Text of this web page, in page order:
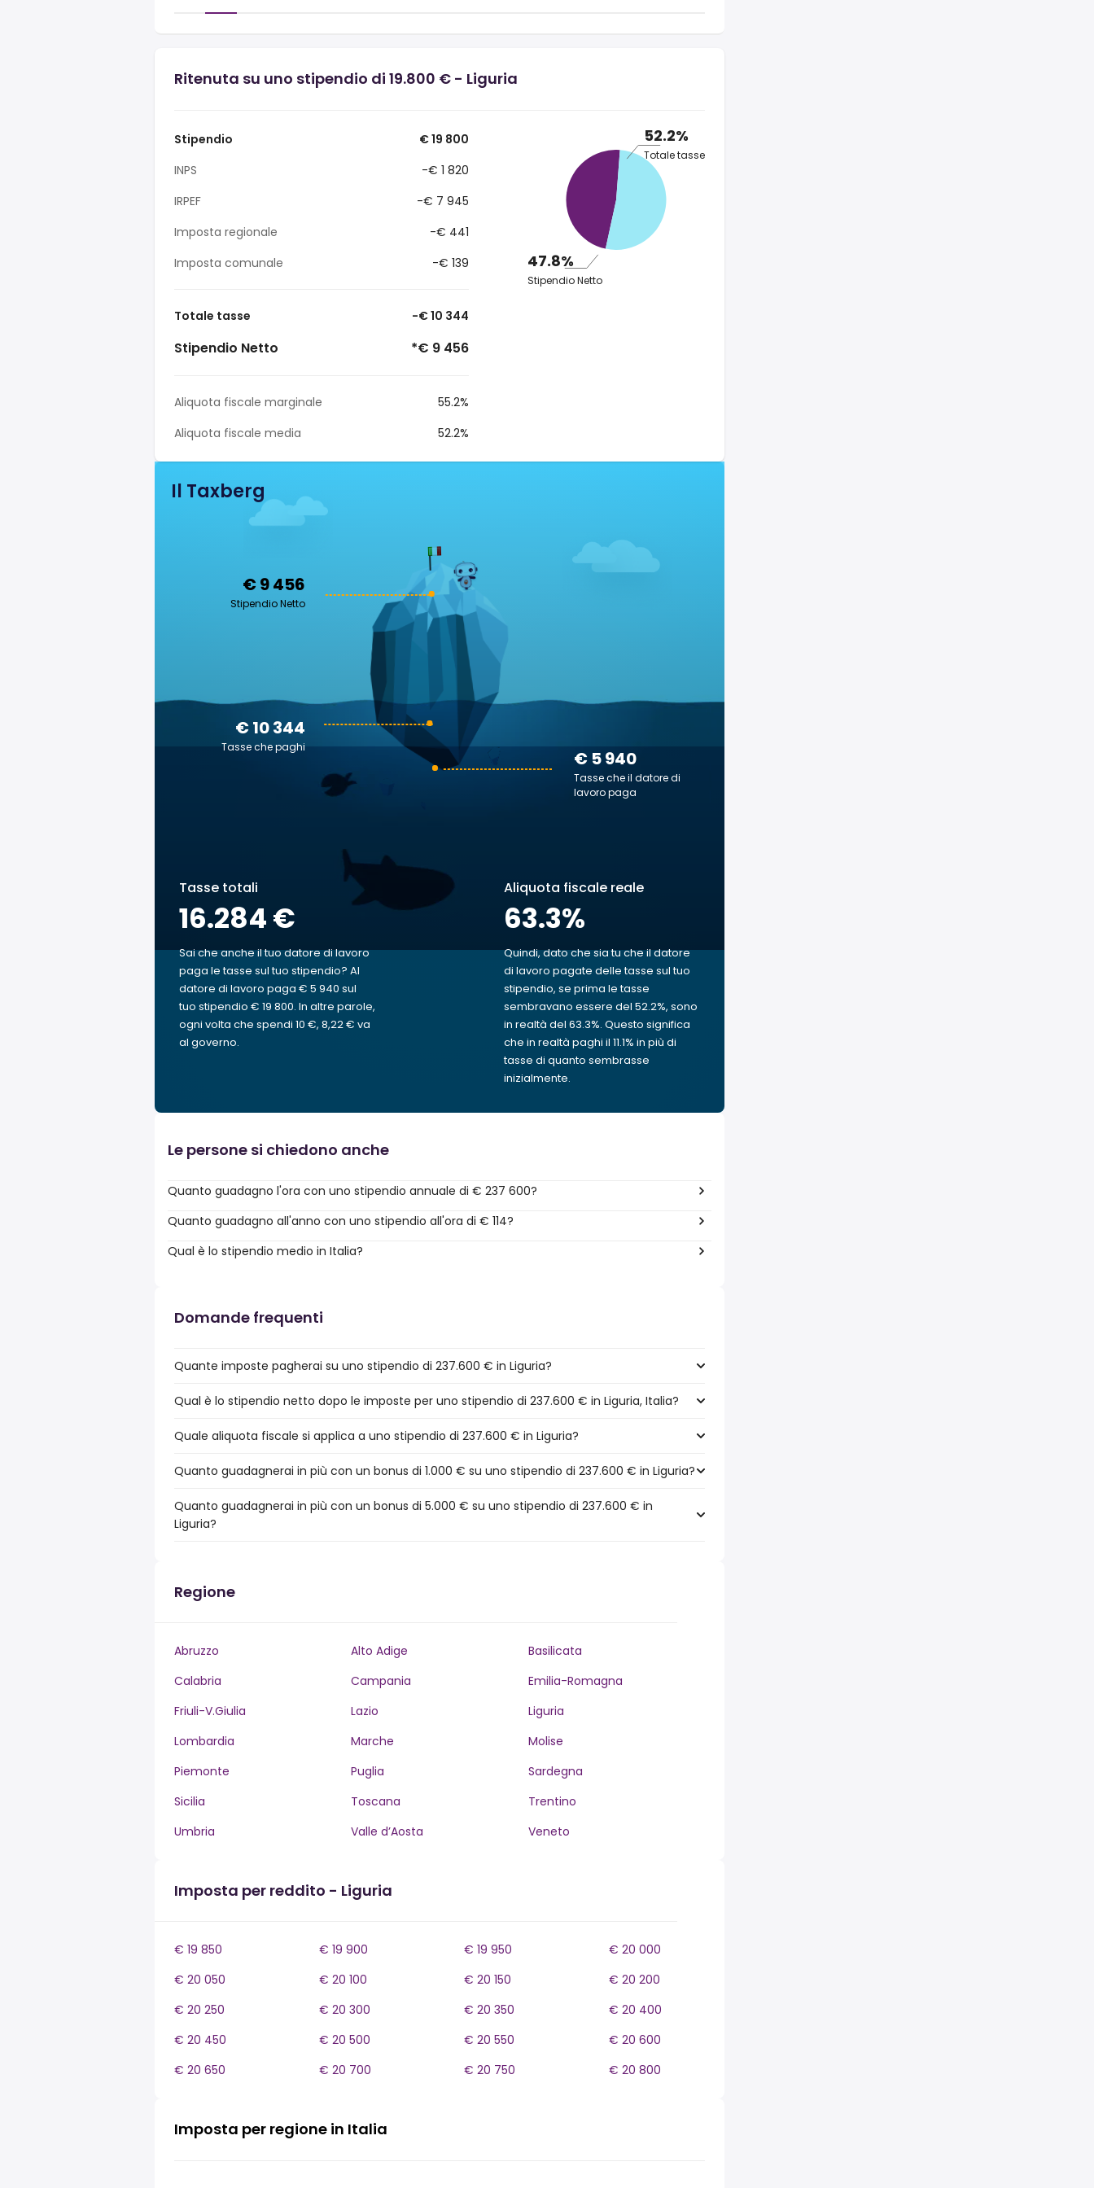
Ritenuta su uno stipendio di 19.800 € - Liguria
Stipendio
€ 19 800
INPS
-€ 1 820
IRPEF
-€ 7 945
Imposta regionale
-€ 441
Imposta comunale
-€ 139
Totale tasse -€ 10 344
Stipendio Netto *€ 9 456
Aliquota fiscale marginale
55.2%
Aliquota fiscale media
52.2%
52.2%
Totale tasse
47.8%
Stipendio Netto
Il Taxberg
€ 9 456
Stipendio Netto
€ 5 940
Tasse che il datore di
lavoro paga
€ 10 344
Tasse che paghi
Tasse totali
16.284 €
Sai che anche il tuo datore di lavoro
paga le tasse sul tuo stipendio? Al
datore di lavoro paga € 5 940 sul
tuo stipendio € 19 800. In altre parole,
ogni volta che spendi 10 €, 8,22 € va
al governo.
Aliquota fiscale reale
63.3%
Quindi, dato che sia tu che il datore
di lavoro pagate delle tasse sul tuo
stipendio, se prima le tasse
sembravano essere del 52.2%, sono
in realtà del 63.3%. Questo significa
che in realtà paghi il 11.1% in più di
tasse di quanto sembrasse
inizialmente.
Le persone si chiedono anche
Quanto guadagno l'ora con uno stipendio annuale di € 237 600?
Quanto guadagno all'anno con uno stipendio all'ora di € 114?
Qual è lo stipendio medio in Italia?
Domande frequenti
Quante imposte pagherai su uno stipendio di 237.600 € in Liguria?
Qual è lo stipendio netto dopo le imposte per uno stipendio di 237.600 € in Liguria, Italia?
Quale aliquota fiscale si applica a uno stipendio di 237.600 € in Liguria?
Quanto guadagnerai in più con un bonus di 1.000 € su uno stipendio di 237.600 € in Liguria?
Quanto guadagnerai in più con un bonus di 5.000 € su uno stipendio di 237.600 € in
Liguria?
Regione
Abruzzo Alto Adige
Basilicata
Calabria
Campania
Emilia-Romagna
Friuli-V.Giulia
Lazio
Liguria
Lombardia
Marche
Molise
Piemonte
Puglia
Sardegna
Sicilia
Toscana
Trentino
Umbria
Valle d’Aosta Veneto
Imposta per reddito - Liguria
€ 19 850 € 19 900 € 19 950
€ 20 000
€ 20 050
€ 20 100 € 20 150
€ 20 200
€ 20 250
€ 20 300 € 20 350
€ 20 400
€ 20 450
€ 20 500 € 20 550
€ 20 600
€ 20 650
€ 20 700 € 20 750 € 20 800
Imposta per regione in Italia